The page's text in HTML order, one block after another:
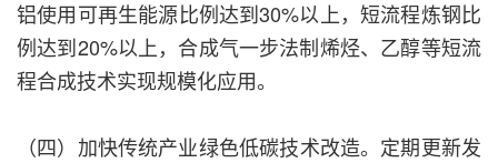
铝使用可再生能源比例达到30%以上，短流程炼钢比
例达到20%以上，合成气一步法制烯烃、乙醇等短流
程合成技术实现规模化应用。
（四）加快传统产业绿色低碳技术改造。定期更新发